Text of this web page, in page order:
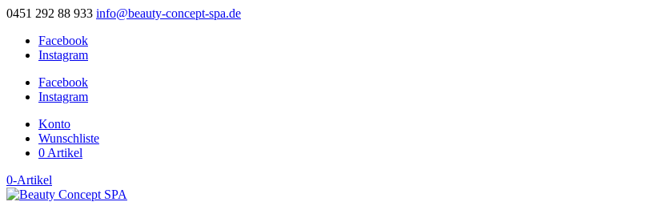
0451 292 88 933 info@beauty-concept-spa.de
Facebook
Instagram
Facebook
Instagram
Konto
Wunschliste
0 Artikel
0-Artikel